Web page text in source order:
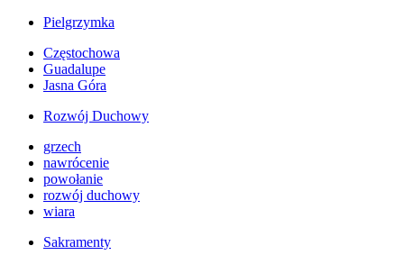
Pielgrzymka
Częstochowa
Guadalupe
Jasna Góra
Rozwój Duchowy
grzech
nawrócenie
powołanie
rozwój duchowy
wiara
Sakramenty